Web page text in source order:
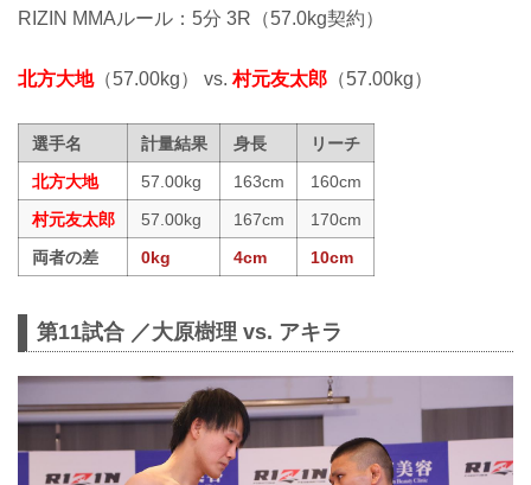
RIZIN MMAルール：5分 3R（57.0kg契約）
北方大地（57.00kg） vs.村元友太郎 （57.00kg）
選手名 計量結果 身長
リーチ
北方大地
57.00kg 163cm
160cm
村元友太郎
57.00kg 167cm
170cm
両者の差
0kg 4cm 10cm
第11試合 ／大原樹理 vs. アキラ